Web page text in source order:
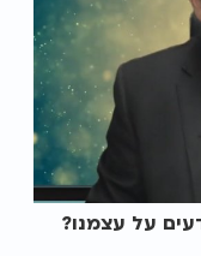
על עצמנו?